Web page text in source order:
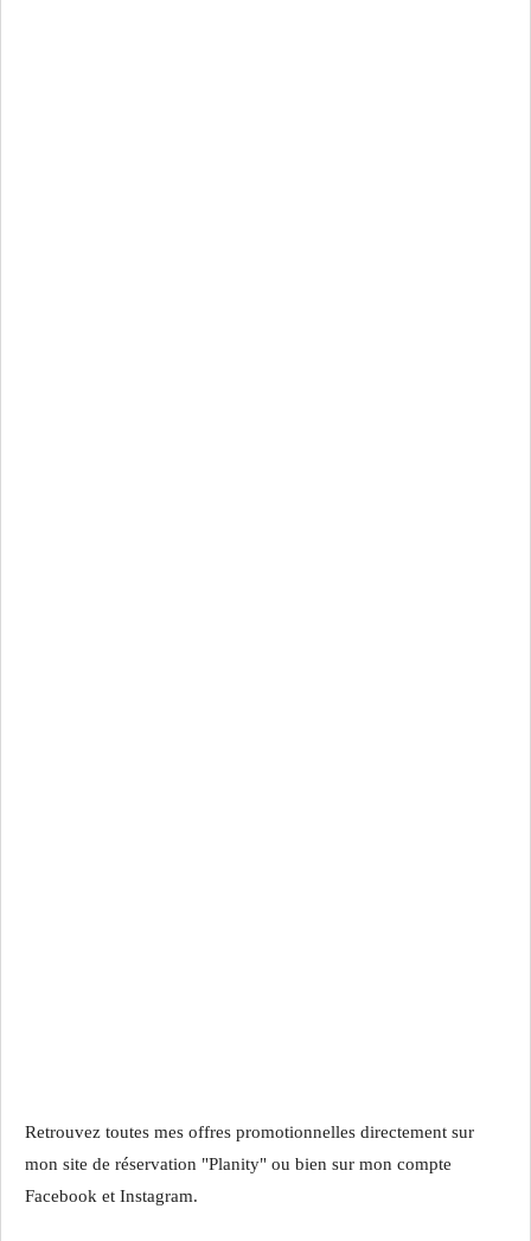
Retrouvez toutes mes offres promotionnelles directement sur
mon site de réservation "Planity" ou bien sur mon compte
Facebook et Instagram.